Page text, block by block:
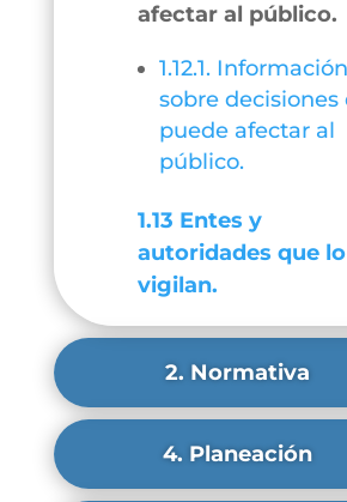
afectar al público.
1.12.1. Información
sobre decisiones
puede afectar al
público.
1.13 Entes y
autoridades que lo
vigilan.
2. Normativa
4. Planeación